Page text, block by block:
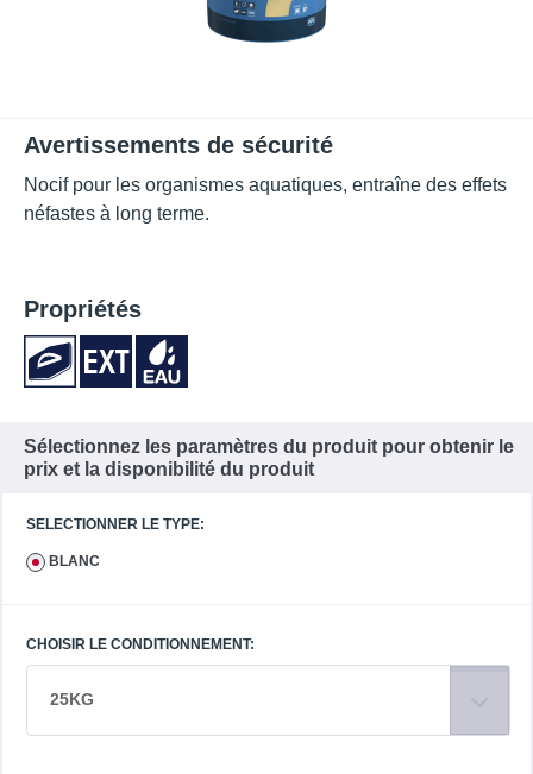
Avertissements de sécurité
Nocif pour les organismes aquatiques, entraîne des effets
néfastes à long terme.
Propriétés
Sélectionnez les paramètres du produit pour obtenir le
prix et la disponibilité du produit
SELECTIONNER LE TYPE:
BLANC
CHOISIR LE CONDITIONNEMENT:
25KG